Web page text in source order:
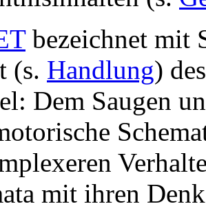
bezeichnet mit
(s. Handlung)
Dem Saugen
mit ihren